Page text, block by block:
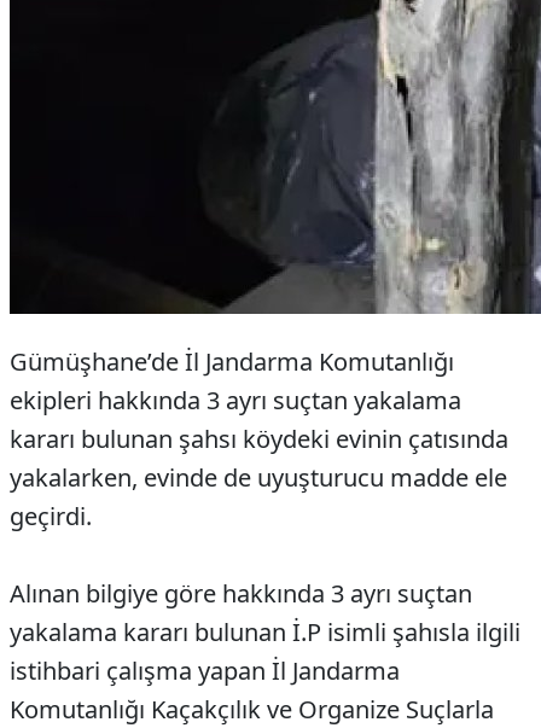
Gümüşhane’de İl Jandarma Komutanlığı
ekipleri hakkında 3 ayrı suçtan yakalama
kararı bulunan şahsı köydeki evinin çatısında
yakalarken, evinde de uyuşturucu madde ele
geçirdi.
Alınan bilgiye göre hakkında 3 ayrı suçtan
yakalama kararı bulunan İ.P isimli şahısla ilgili
istihbari çalışma yapan İl Jandarma
Komutanlığı Kaçakçılık ve Organize Suçlarla